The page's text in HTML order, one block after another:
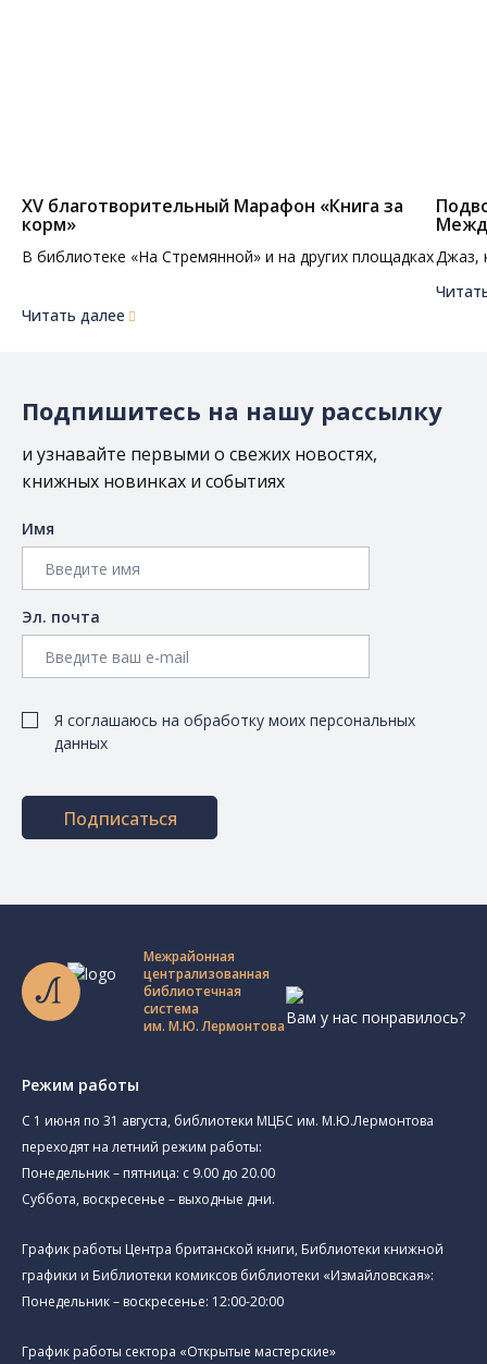
XV благотворительный Марафон «Книга за
корм»
В библиотеке «На Стремянной» и на других площадках
Читать далее
Джаз,
Подпишитесь на нашу рассылку
и узнавайте первыми о свежих новостях,
книжных новинках и событиях
Имя
Эл. почта
Я соглашаюсь на обработку моих персональных
данных
Подписаться
Межрайонная
централизованная
библиотечная
система
им. М.Ю. ЛермонтоваВам у нас понравилось?
Режим работы
C 1 июня по 31 августа, библиотеки МЦБС им. М.Ю.Лермонтова
переходят на летний режим работы:
Понедельник – пятница: с 9.00 до 20.00
Суббота, воскресенье – выходные дни.
График работы Центра британской книги, Библиотеки книжной
графики и Библиотеки комиксов библиотеки «Измайловская»:
Понедельник – воскресенье: 12:00-20:00
График работы сектора «Открытые мастерские»